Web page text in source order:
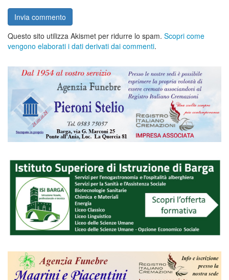
Questo sito utilizza Akismet per ridurre lo spam. Scopri come
vengono elaborati i dati derivati dai commenti.